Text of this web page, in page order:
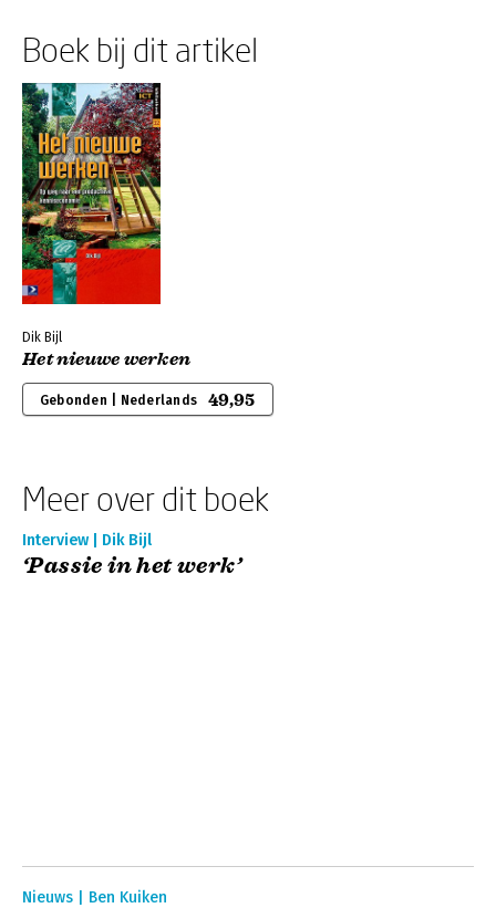
Boek bij dit artikel
Dik Bijl
Het nieuwe werken
Gebonden | Nederlands 49,95
Meer over dit boek
Interview | Dik Bijl
‘Passie in het werk’
Nieuws | Ben Kuiken